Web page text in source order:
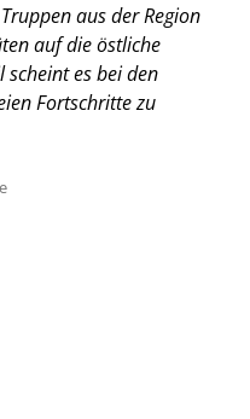
aus der Region
auf die östliche
es bei den
Fortschritte zu